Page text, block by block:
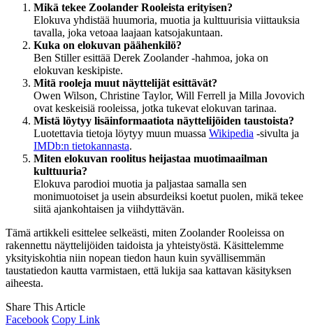
Mikä tekee Zoolander Rooleista erityisen?
Elokuva yhdistää huumoria, muotia ja kulttuurisia viittauksia
tavalla, joka vetoaa laajaan katsojakuntaan.
Kuka on elokuvan päähenkilö?
Ben Stiller esittää Derek Zoolander -hahmoa, joka on
elokuvan keskipiste.
Mitä rooleja muut näyttelijät esittävät?
Owen Wilson, Christine Taylor, Will Ferrell ja Milla Jovovich
ovat keskeisiä rooleissa, jotka tukevat elokuvan tarinaa.
Mistä löytyy lisäinformaatiota näyttelijöiden taustoista?
Luotettavia tietoja löytyy muun muassa Wikipedia -sivulta ja
IMDb:n tietokannasta.
Miten elokuvan roolitus heijastaa muotimaailman
kulttuuria?
Elokuva parodioi muotia ja paljastaa samalla sen
monimuotoiset ja usein absurdeiksi koetut puolen, mikä tekee
siitä ajankohtaisen ja viihdyttävän.
Tämä artikkeli esittelee selkeästi, miten Zoolander Rooleissa on
rakennettu näyttelijöiden taidoista ja yhteistyöstä. Käsittelemme
yksityiskohtia niin nopean tiedon haun kuin syvällisemmän
taustatiedon kautta varmistaen, että lukija saa kattavan käsityksen
aiheesta.
Share This Article
Facebook Copy Link